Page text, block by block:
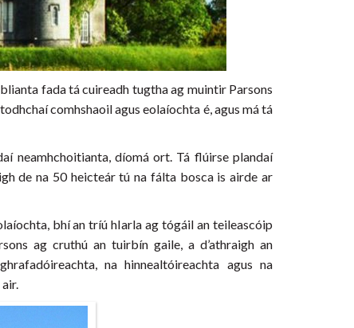
fada tá cuireadh tugtha ag muintir Parsons
comhshaoil agus eolaíochta é, agus má tá
neamhchoitianta, díomá ort. Tá flúirse plandaí
de na 50 heicteár tú na fálta bosca is airde ar
bhí an tríú hIarla ag tógáil an teileascóip
ag cruthú an tuirbín gaile, a d’athraigh an
na hinnealtóireachta agus na